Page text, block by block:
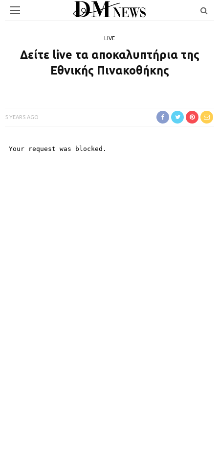
LIVE
Δείτε live τα αποκαλυπτήρια της
Εθνικής Πινακοθήκης
5 YEARS AGO